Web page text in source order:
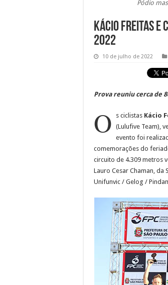
Pódio
Kácio Freitas e
2022
10 de julho de 2022
Prova reuniu cerca de
O s ciclistas Kácio
(Lulufive Team),
evento foi
comemorações do
circuito de 4.309 metros
Lauro Cesar Chaman, da
Unifunvic / Gelog /